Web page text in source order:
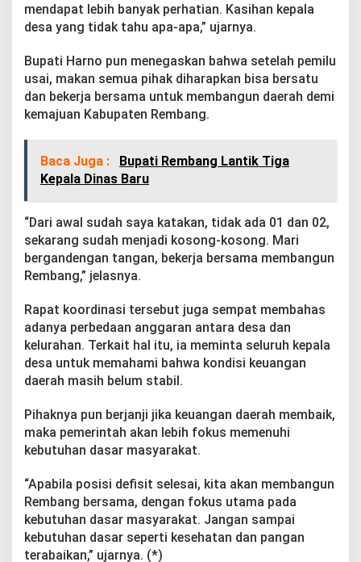
g
a
o
m
d
i
s
r
a
i
mendapat lebih banyak perhatian. Kasihan kepala
desa yang tidak tahu apa-apa,” ujarnya.
Bupati Harno pun menegaskan bahwa setelah pemilu
usai, makan semua pihak diharapkan bisa bersatu
dan bekerja bersama untuk membangun daerah demi
kemajuan Kabupaten Rembang.
Baca Juga :
Bupati Rembang Lantik Tiga
Kepala Dinas Baru
“Dari awal sudah saya katakan, tidak ada 01 dan 02,
sekarang sudah menjadi kosong-kosong. Mari
bergandengan tangan, bekerja bersama membangun
Rembang,” jelasnya.
Rapat koordinasi tersebut juga sempat membahas
adanya perbedaan anggaran antara desa dan
kelurahan. Terkait hal itu, ia meminta seluruh kepala
desa untuk memahami bahwa kondisi keuangan
daerah masih belum stabil.
Pihaknya pun berjanji jika keuangan daerah membaik,
maka pemerintah akan lebih fokus memenuhi
kebutuhan dasar masyarakat.
“Apabila posisi defisit selesai, kita akan membangun
Rembang bersama, dengan fokus utama pada
kebutuhan dasar masyarakat. Jangan sampai
kebutuhan dasar seperti kesehatan dan pangan
terabaikan,” ujarnya. (*)